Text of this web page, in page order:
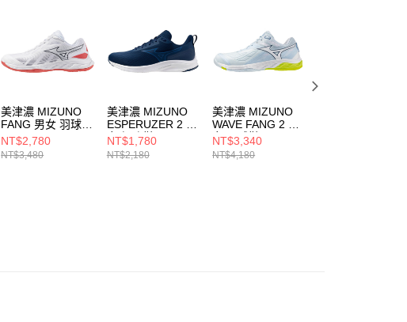
形，恩沛科技股份有限公司將有權停止該用戶之使用額度並採取法律行
動。
美津濃 MIZUNO
FANG 男女 羽球鞋
71GA242325
NT$2,780
NT$3,480
美津濃 MIZUNO
ESPERUZER 2 男
女 慢跑鞋
K1GA244451
NT$1,780
NT$2,180
美津濃 MIZUNO
WAVE FANG 2 男
女 羽球鞋
71GA231352
NT$3,340
NT$4,180